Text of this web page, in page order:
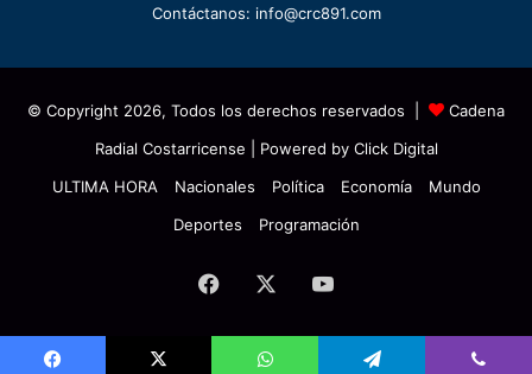
Contáctanos: info@crc891.com
© Copyright 2026, Todos los derechos reservados |
Cadena
Radial Costarricense | Powered by Click Digital
ULTIMA HORA
Nacionales Política Economía
Mundo
Deportes
Programación
Facebook YouTube